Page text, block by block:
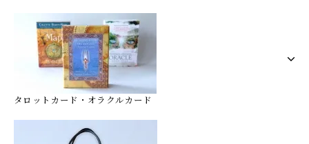
タロットカード・オラクルカード